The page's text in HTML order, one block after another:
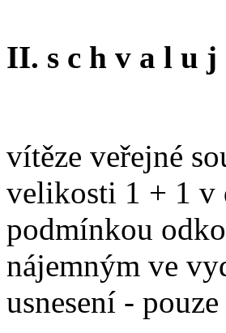
II. s c h v a l u j
vítěze veřejné
velikosti 1 + 1 v
podmínkou
nájemným ve
usnesení -